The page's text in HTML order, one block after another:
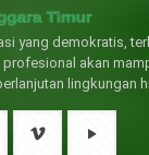
yang demokratis,
akan
lingkungan